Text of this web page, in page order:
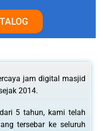
jam digital masjid
2014.
5 tahun, kami telah
tersebar ke seluruh